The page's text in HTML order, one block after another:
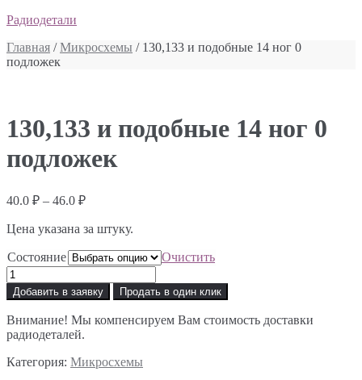
Радиодетали
Главная /Микросхемы / 130,133 и подобные 14 ног 0
подложек
130,133 и подобные 14 ног 0
подложек
40.0 ₽ – 46.0 ₽Диапазон
40.0 ₽
46.0 ₽
Цена указана за штуку.
Состояние
Очистить
Количество
товара
130,133
и
подобные
14
ног
Добавить в заявку Продать в один клик
Внимание! Мы компенсируем Вам стоимость доставки
радиодеталей.
Категория: Микросхемы